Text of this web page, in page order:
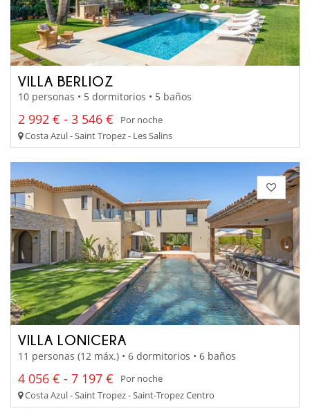
VILLA BERLIOZ
10 personas • 5 dormitorios • 5 baños
2 992 € - 3 546 €
Por noche
Costa Azul - Saint Tropez - Les Salins
VILLA LONICERA
11 personas (12 máx.) • 6 dormitorios • 6 baños
4 056 € - 7 197 €
Por noche
Costa Azul - Saint Tropez - Saint-Tropez Centro